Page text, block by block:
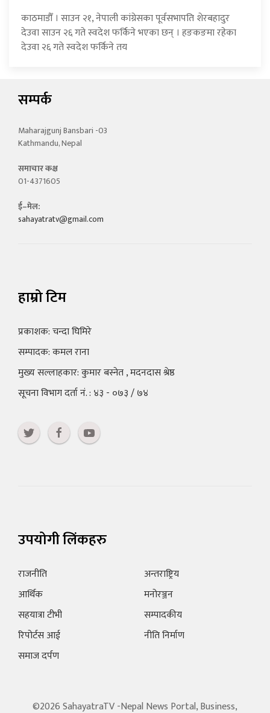
काठमाडौँ । साउन २१, नेपाली कांग्रेसका पूर्वसभापति शेरबहादुर
देउवा साउन २६ गते स्वदेश फर्किने भएका छन् । हङकङमा रहेका
देउवा २६ गते स्वदेश फर्किने तय
सम्पर्क
Maharajgunj Bansbari -03
Kathmandu, Nepal
समाचार कक्ष
01-4371605
ई–मेल:
sahayatratv@gmail.com
हाम्रो टिम
प्रकाशक: चन्दा घिमिरे
सम्पादक: कमल राना
मुख्य सल्लाहकार: कुमार बस्नेत , मदनदास श्रेष्ठ
सूचना विभाग दर्ता नं. : ४३ - ०७३ / ७४
उपयोगी लिंकहरु
राजनीति
आर्थिक
सहयात्रा टीभी
रिपोर्टस आई
समाज दर्पण
अन्तराष्ट्रिय
मनोरञ्जन
सम्पादकीय
नीति निर्माण
©2026 SahayatraTV -Nepal News Portal, Business,